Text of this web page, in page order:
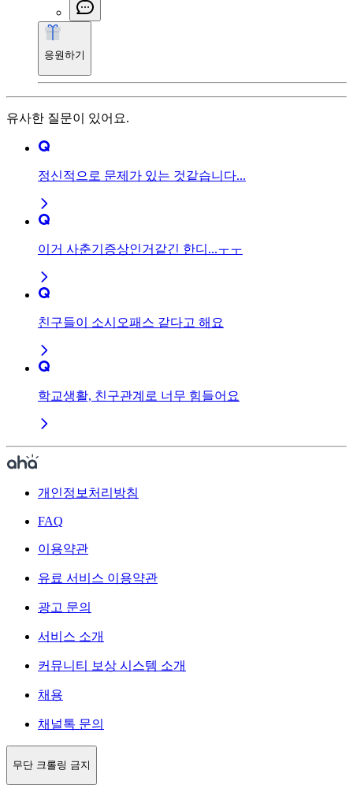
응원하기
유사한 질문이 있어요.
정신적으로 문제가 있는 것같습니다...
이거 사춘기증상인거같긴 한디...ㅜㅜ
친구들이 소시오패스 같다고 해요
학교생활, 친구관계로 너무 힘들어요
개인정보처리방침
FAQ
이용약관
유료 서비스 이용약관
광고 문의
서비스 소개
커뮤니티 보상 시스템 소개
채용
채널톡 문의
무단 크롤링 금지